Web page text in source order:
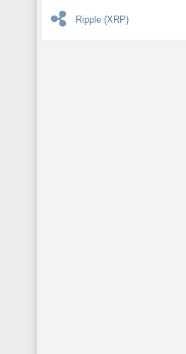
Ripple (XRP)